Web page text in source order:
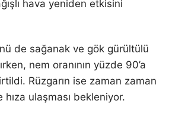
hava yeniden etkisini
de sağanak ve gök gürültülü
nem oranının yüzde 90’a
Rüzgarın ise zaman zaman
ulaşması bekleniyor.